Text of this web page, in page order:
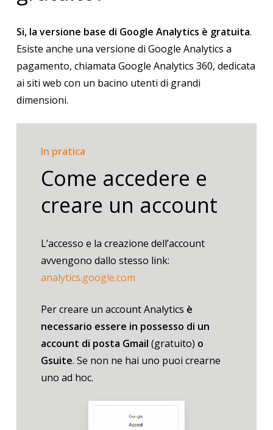
Si, la versione base di Google Analytics è gratuita.
Esiste anche una versione di Google Analytics a
pagamento, chiamata Google Analytics 360, dedicata
ai siti web con un bacino utenti di grandi
dimensioni.
In pratica
Come accedere e
creare un account
L’accesso e la creazione dell’account
avvengono dallo stesso link:
analytics.google.com
Per creare un account Analytics è
necessario essere in possesso di un
account di posta Gmail (gratuito) o
Gsuite. Se non ne hai uno puoi crearne
uno ad hoc.